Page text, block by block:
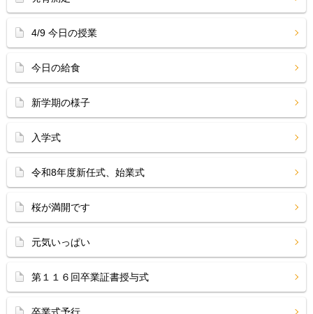
4/9 今日の授業
今日の給食
新学期の様子
入学式
令和8年度新任式、始業式
桜が満開です
元気いっぱい
第１１６回卒業証書授与式